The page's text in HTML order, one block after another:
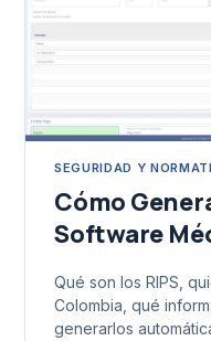
SEGURIDAD Y
Cómo
Software
Qué son los RIPS,
Colombia, qué
generarlos